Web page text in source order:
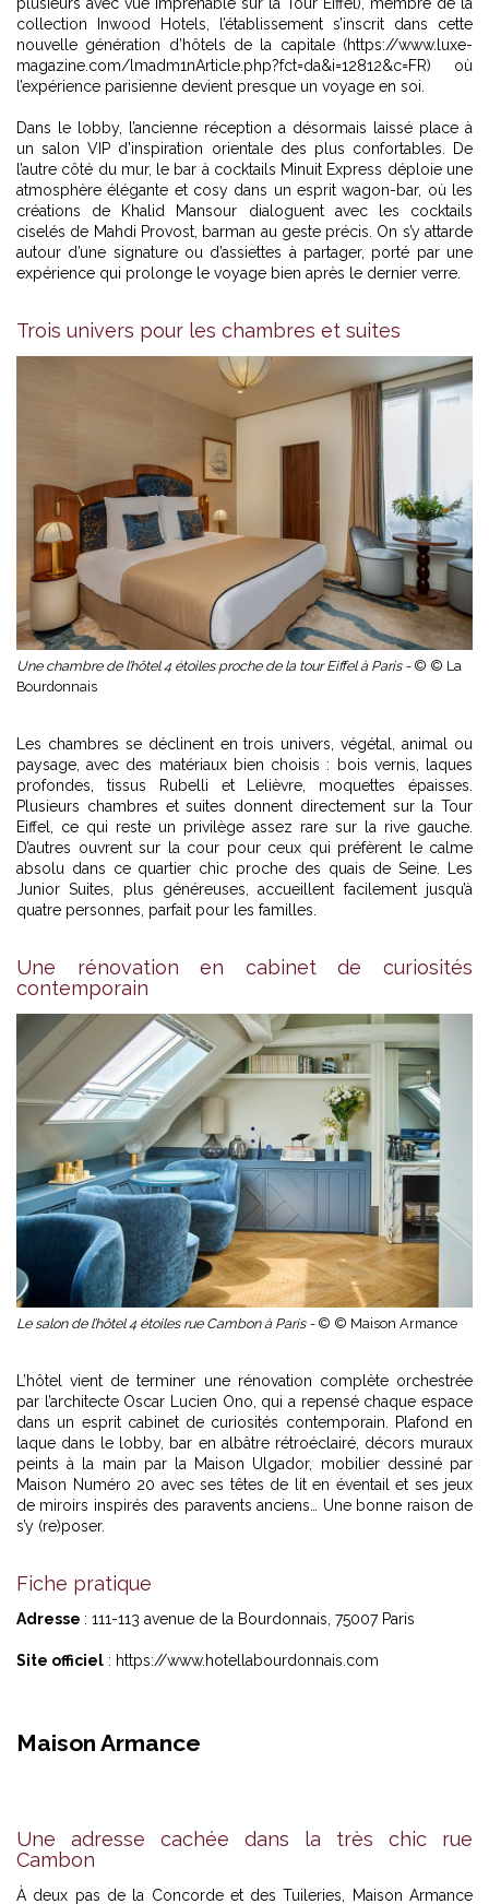
collection Inwood Hotels, l’établissement s’inscrit dans cette
nouvelle génération d’hôtels de la capitale (https://www.luxe-
magazine.com/lmadm1nArticle.php?fct=da&i=12812&c=FR) où
l’expérience parisienne devient presque un voyage en soi.
Dans le lobby, l’ancienne réception a désormais laissé place à
un salon VIP d’inspiration orientale des plus confortables. De
l’autre côté du mur, le bar à cocktails Minuit Express déploie une
atmosphère élégante et cosy dans un esprit wagon-bar, où les
créations de Khalid Mansour dialoguent avec les cocktails
ciselés de Mahdi Provost, barman au geste précis. On s’y attarde
autour d’une signature ou d’assiettes à partager, porté par une
expérience qui prolonge le voyage bien après le dernier verre.
Trois univers pour les chambres et suites
Une chambre de l’hôtel 4 étoiles proche de la tour Eiffel à Paris - © © La
Bourdonnais
Les chambres se déclinent en trois univers, végétal, animal ou
paysage, avec des matériaux bien choisis : bois vernis, laques
profondes, tissus Rubelli et Lelièvre, moquettes épaisses.
Plusieurs chambres et suites donnent directement sur la Tour
Eiffel, ce qui reste un privilège assez rare sur la rive gauche.
D’autres ouvrent sur la cour pour ceux qui préfèrent le calme
absolu dans ce quartier chic proche des quais de Seine. Les
Junior Suites, plus généreuses, accueillent facilement jusqu’à
quatre personnes, parfait pour les familles.
Une rénovation en cabinet de curiosités
contemporain
Le salon de l’hôtel 4 étoiles rue Cambon à Paris - © © Maison Armance
L’hôtel vient de terminer une rénovation complète orchestrée
par l’architecte Oscar Lucien Ono, qui a repensé chaque espace
dans un esprit cabinet de curiosités contemporain. Plafond en
laque dans le lobby, bar en albâtre rétroéclairé, décors muraux
peints à la main par la Maison Ulgador, mobilier dessiné par
Maison Numéro 20 avec ses têtes de lit en éventail et ses jeux
de miroirs inspirés des paravents anciens… Une bonne raison de
s’y (re)poser.
Fiche pratique
Adresse : 111-113 avenue de la Bourdonnais, 75007 Paris
Site officiel : https://www.hotellabourdonnais.com
Maison Armance
Une adresse cachée dans la très chic rue
Cambon
À deux pas de la Concorde et des Tuileries, Maison Armance